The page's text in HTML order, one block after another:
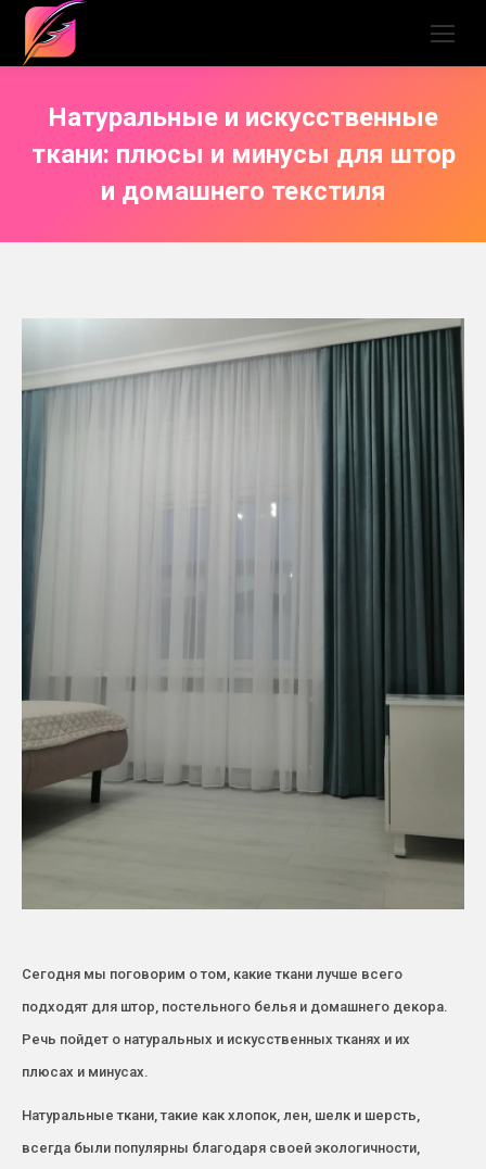
Натуральные и искусственные
ткани: плюсы и минусы для штор
и домашнего текстиля
Сегодня мы поговорим о том, какие ткани лучше всего
подходят для штор, постельного белья и домашнего декора.
Речь пойдет о натуральных и искусственных тканях и их
плюсах и минусах.
Натуральные ткани, такие как хлопок, лен, шелк и шерсть,
всегда были популярны благодаря своей экологичности,